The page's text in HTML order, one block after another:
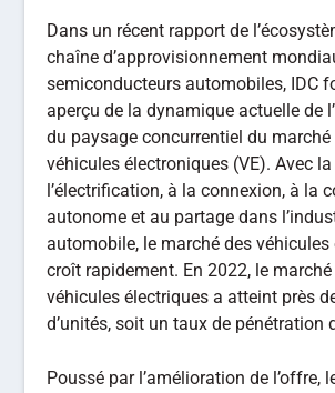
Dans un récent rapport de
chaîne d’approvisionnement
semiconducteurs automobiles, IDC
aperçu de la dynamique actuelle de
du paysage concurrentiel du
véhicules électroniques (VE). Avec
l’électrification, à la connexion, à la
autonome et au partage dans
automobile, le marché des véhicules
croît rapidement. En 2022, le
véhicules électriques a atteint près
d’unités, soit un taux de pénétration
Poussé par l’amélioration de l’offre,